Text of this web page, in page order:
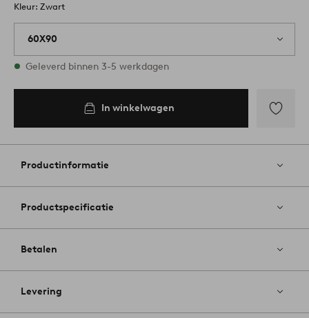
Kleur: Zwart
60X90
Op voorraad
Geleverd binnen 3-5 werkdagen
In winkelwagen
aan
Productinformatie
Productspecificatie
Betalen
Levering